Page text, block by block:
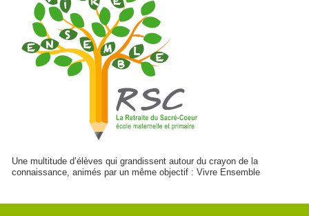
Une multitude d’élèves qui grandissent autour du crayon de la
connaissance, animés par un même objectif : Vivre Ensemble